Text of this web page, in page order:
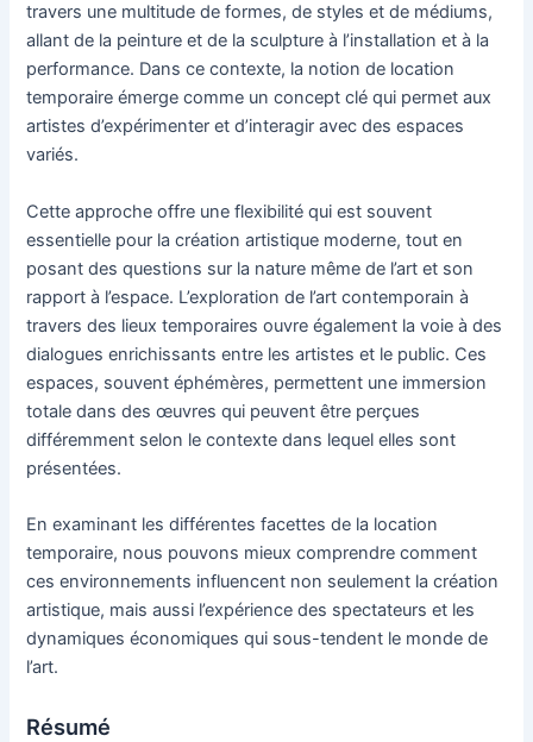
travers une multitude de formes, de styles et de médiums,
allant de la peinture et de la sculpture à l’installation et à la
performance. Dans ce contexte, la notion de location
temporaire émerge comme un concept clé qui permet aux
artistes d’expérimenter et d’interagir avec des espaces
variés.
Cette approche offre une flexibilité qui est souvent
essentielle pour la création artistique moderne, tout en
posant des questions sur la nature même de l’art et son
rapport à l’espace. L’exploration de l’art contemporain à
travers des lieux temporaires ouvre également la voie à des
dialogues enrichissants entre les artistes et le public. Ces
espaces, souvent éphémères, permettent une immersion
totale dans des œuvres qui peuvent être perçues
différemment selon le contexte dans lequel elles sont
présentées.
En examinant les différentes facettes de la location
temporaire, nous pouvons mieux comprendre comment
ces environnements influencent non seulement la création
artistique, mais aussi l’expérience des spectateurs et les
dynamiques économiques qui sous-tendent le monde de
l’art.
Résumé